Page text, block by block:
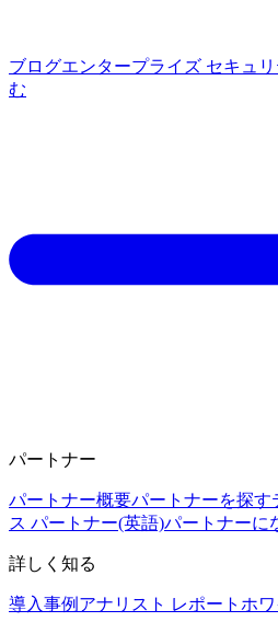
ブログエンタープライズ セキュ
む
パートナー
パートナー概要パートナーを探す
ス パートナー(英語)パートナーに
詳しく知る
導入事例 アナリスト レポート ホ